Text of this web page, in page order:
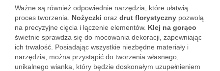
Ważne są również odpowiednie narzędzia, które ułatwią
proces tworzenia. Nożyczki oraz drut florystyczny pozwolą
na precyzyjne cięcia i łączenie elementów. Klej na gorąco
świetnie sprawdza się do mocowania dekoracji, zapewniając
ich trwałość. Posiadając wszystkie niezbędne materiały i
narzędzia, można przystąpić do tworzenia własnego,
unikalnego wianka, który będzie doskonałym uzupełnieniem